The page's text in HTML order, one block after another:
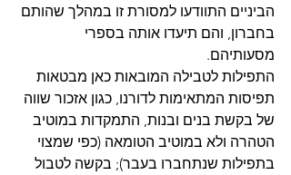
הביניים התוודעו למסורת זו במהלך שהותם
בחברון, והם תיעדו אותה בספרי
מסעותיהם.
התפילות לטבילה המובאות כאן מבטאות
תפיסות המתאימות לדורנו, כגון אזכור שווה
של בקשת בנים ובנות, התמקדות במוטיב
הטהרה ולא במוטיב הטומאה (כפי שמצוי
בתפילות שנתחברו בעבר); בקשה לטבול